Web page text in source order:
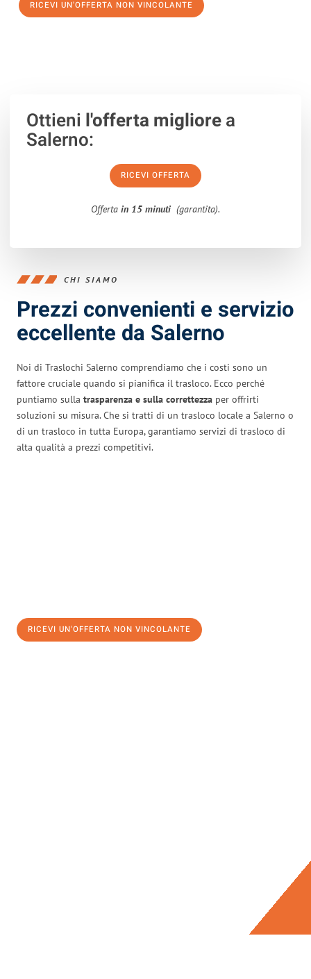
RICEVI UN'OFFERTA NON VINCOLANTE
Ottieni l'offerta migliorea
Salerno:
RICEVI OFFERTA
Offerta in 15 minuti (garantita).
CHI SIAMO
Prezzi convenienti e servizio
eccellente da Salerno
Noi di Traslochi Salerno comprendiamo che i costi sono un
fattore cruciale quando si pianifica il trasloco. Ecco perché
puntiamo sulla trasparenza e sulla correttezza per offrirti
soluzioni su misura. Che si tratti di un trasloco locale a Salerno o
di un trasloco in tutta Europa, garantiamo servizi di trasloco di
alta qualità a prezzi competitivi.
RICEVI UN'OFFERTA NON VINCOLANTE